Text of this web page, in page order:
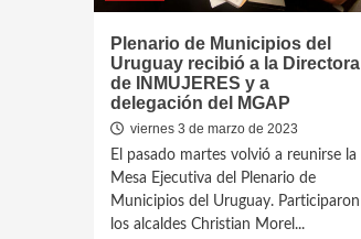
Plenario de Municipios del
Uruguay recibió a la Directora
de INMUJERES y a
delegación del MGAP
viernes 3 de marzo de 2023
El pasado martes volvió a reunirse la
Mesa Ejecutiva del Plenario de
Municipios del Uruguay. Participaron
los alcaldes Christian Morel...